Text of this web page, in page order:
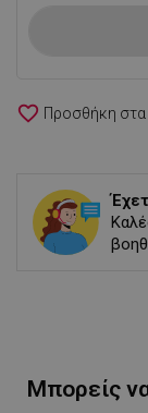
favorite_border
Μπορείς